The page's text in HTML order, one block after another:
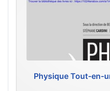
Physique Tout-en-